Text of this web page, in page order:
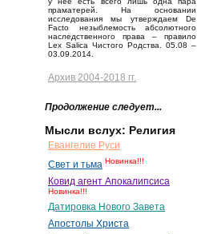
праматерей. На основании
исследования мы утверждаем De
Facto незыблемость абсолютного
наследственного права – правило
Lex Salica Чистого Родства. 05.08 –
03.09.2014.
Архив 2004-2018 гг.
Продолжение следует...
Мысли вслух: Религия
Евангелие Руси
Свет и тьма Новинка!!!
Ковид агент Апокалипсиса
Новинка!!!
Датировка Нового Завета
Апостолы Христа